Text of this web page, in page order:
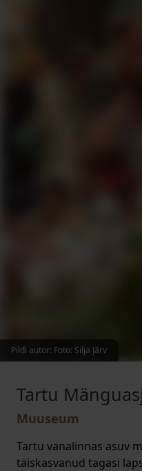
Tartu
Muuseum
Tartu vanalinnas asuv
täiskasvanud tagasi
Pildi autor: Foto: Silja Järv